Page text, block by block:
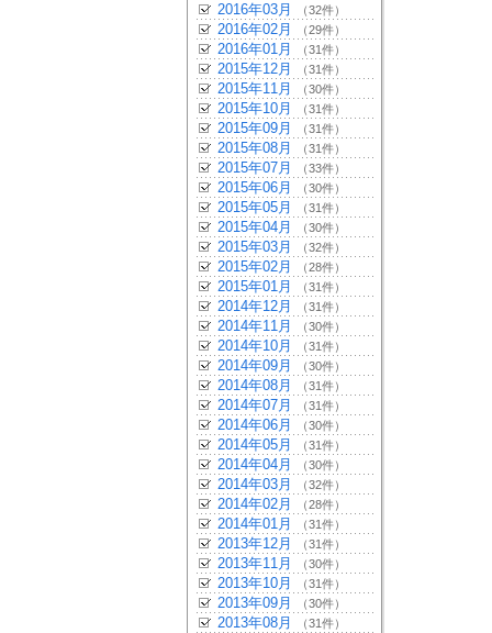
2016年03月 （32件）
2016年02月 （29件）
2016年01月 （31件）
2015年12月 （31件）
2015年11月 （30件）
2015年10月 （31件）
2015年09月 （31件）
2015年08月 （31件）
2015年07月 （33件）
2015年06月 （30件）
2015年05月 （31件）
2015年04月 （30件）
2015年03月 （32件）
2015年02月 （28件）
2015年01月 （31件）
2014年12月 （31件）
2014年11月 （30件）
2014年10月 （31件）
2014年09月 （30件）
2014年08月 （31件）
2014年07月 （31件）
2014年06月 （30件）
2014年05月 （31件）
2014年04月 （30件）
2014年03月 （32件）
2014年02月 （28件）
2014年01月 （31件）
2013年12月 （31件）
2013年11月 （30件）
2013年10月 （31件）
2013年09月 （30件）
2013年08月 （31件）